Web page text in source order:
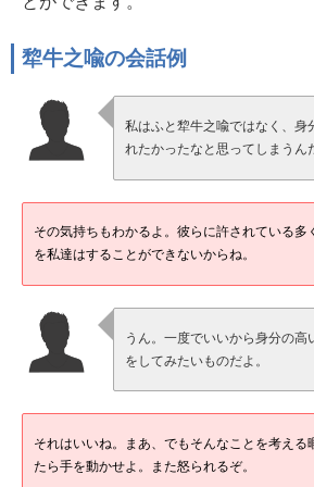
犂牛之喩の会話例
私はふと犂牛之喩ではなく、身
れたかったなと思ってしまうん
その気持ちもわかるよ。彼らに許されている多
を私達はすることができないからね。
うん。一度でいいから身分の高
をしてみたいものだよ。
それはいいね。まあ、でもそんなことを考える
たら手を動かせよ。また怒られるぞ。